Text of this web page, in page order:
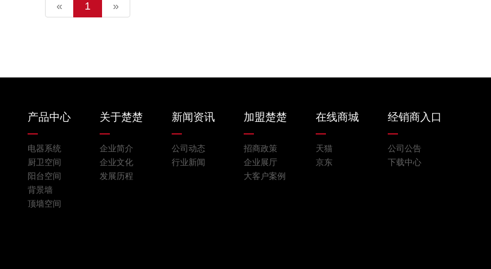
« 1 »
产品中心
电器系统
厨卫空间
阳台空间
背景墙
顶墙空间
关于楚楚
企业简介
企业文化
发展历程
新闻资讯
公司动态
行业新闻
加盟楚楚
招商政策
企业展厅
大客户案例
在线商城
天猫
京东
经销商入口
公司公告
下载中心